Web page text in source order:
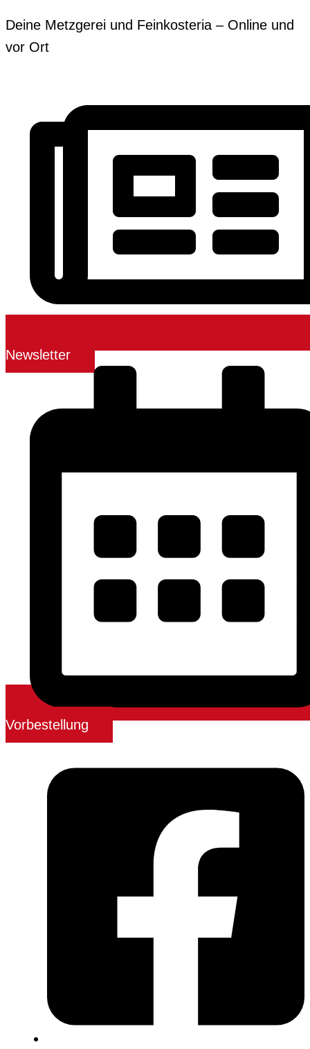
Inhalt
springen
Deine Metzgerei und Feinkosteria – Online und
vor Ort
Newsletter
Vorbestellung